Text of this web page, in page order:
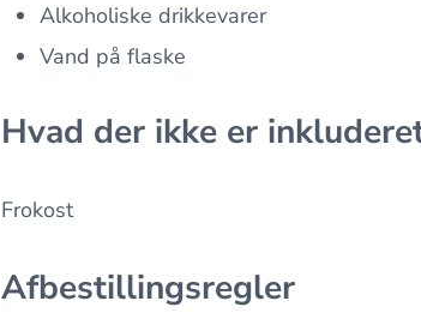
Alkoholiske drikkevarer
Vand på flaske
Hvad der ikke er
Frokost
Afbestillingsregler